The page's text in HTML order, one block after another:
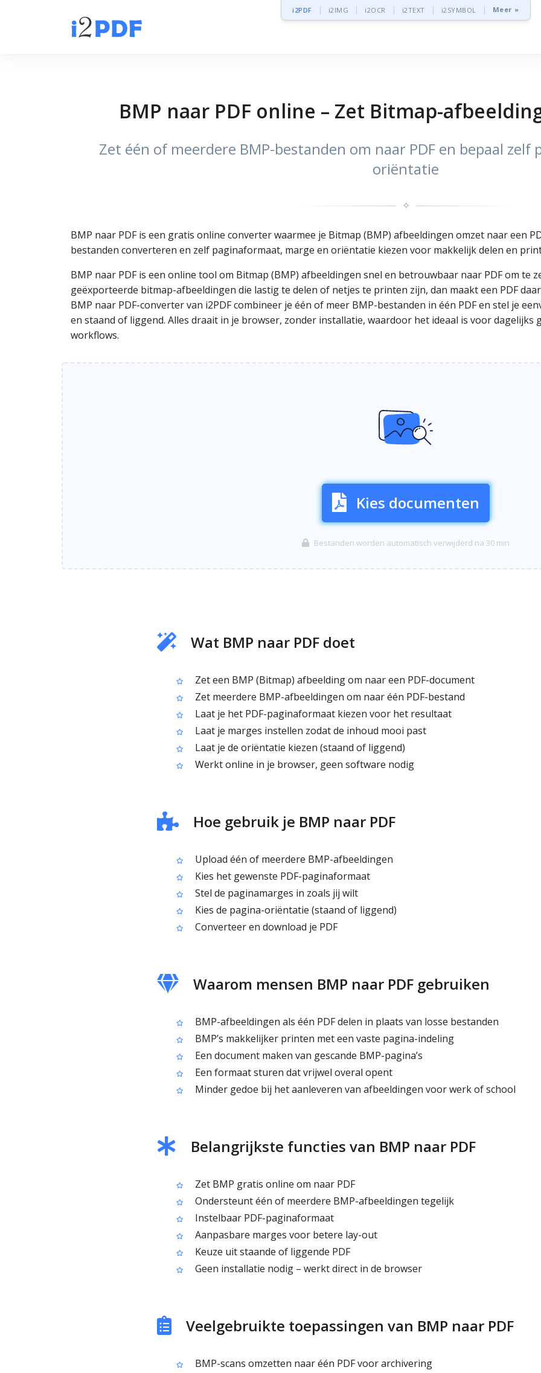
i2PDF i2IMG i2OCR i2TEXT i2SYMBOL Meer »
BMP naar PDF online – Zet Bitmap-
Zet één of meerdere BMP-bestanden om naar PDF en bepaal
oriëntatie
✧
BMP naar PDF is een gratis online converter waarmee je Bitmap (BMP) afbeeldingen omzet naar een
bestanden converteren en zelf paginaformaat, marge en oriëntatie kiezen voor makkelijk delen en
BMP naar PDF is een online tool om Bitmap (BMP) afbeeldingen snel en betrouwbaar naar PDF om te
geëxporteerde bitmap-afbeeldingen die lastig te delen of netjes te printen zijn, dan maakt een PDF
BMP naar PDF-converter van i2PDF combineer je één of meer BMP-bestanden in één PDF en stel je
en staand of liggend. Alles draait in je browser, zonder installatie, waardoor het ideaal is voor dagelijks
workflows.
Kies documenten
Bestanden worden automatisch verwijderd na 30 min
Wat BMP naar PDF doet
Zet een BMP (Bitmap) afbeelding om naar een PDF-document
Zet meerdere BMP-afbeeldingen om naar één PDF-bestand
Laat je het PDF-paginaformaat kiezen voor het resultaat
Laat je marges instellen zodat de inhoud mooi past
Laat je de oriëntatie kiezen (staand of liggend)
Werkt online in je browser, geen software nodig
Hoe gebruik je BMP naar PDF
Upload één of meerdere BMP-afbeeldingen
Kies het gewenste PDF-paginaformaat
Stel de paginamarges in zoals jij wilt
Kies de pagina-oriëntatie (staand of liggend)
Converteer en download je PDF
Waarom mensen BMP naar PDF gebruiken
BMP-afbeeldingen als één PDF delen in plaats van losse bestanden
BMP’s makkelijker printen met een vaste pagina-indeling
Een document maken van gescande BMP-pagina’s
Een formaat sturen dat vrijwel overal opent
Minder gedoe bij het aanleveren van afbeeldingen voor werk of school
Belangrijkste functies van BMP naar PDF
Zet BMP gratis online om naar PDF
Ondersteunt één of meerdere BMP-afbeeldingen tegelijk
Instelbaar PDF-paginaformaat
Aanpasbare marges voor betere lay-out
Keuze uit staande of liggende PDF
Geen installatie nodig – werkt direct in de browser
Veelgebruikte toepassingen van BMP naar PDF
BMP-scans omzetten naar één PDF voor archivering